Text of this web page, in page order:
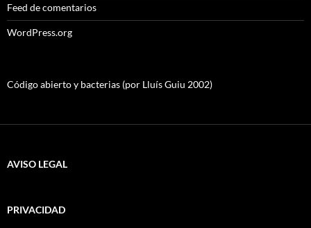
Feed de comentarios
WordPress.org
Código abierto y bacterias (por Lluís Guiu 2002)
AVISO LEGAL
PRIVACIDAD